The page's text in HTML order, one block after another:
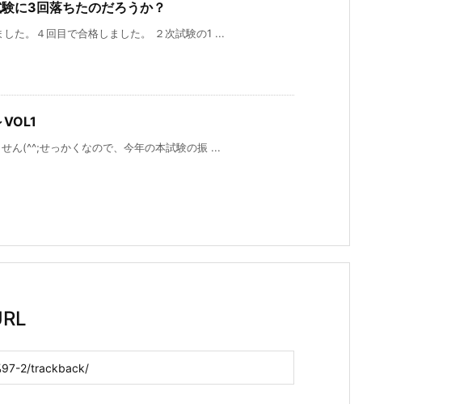
に3回落ちたのだろうか？
た。４回目で合格しました。 ２次試験の1 ...
ん(^^;せっかくなので、今年の本試験の振 ...